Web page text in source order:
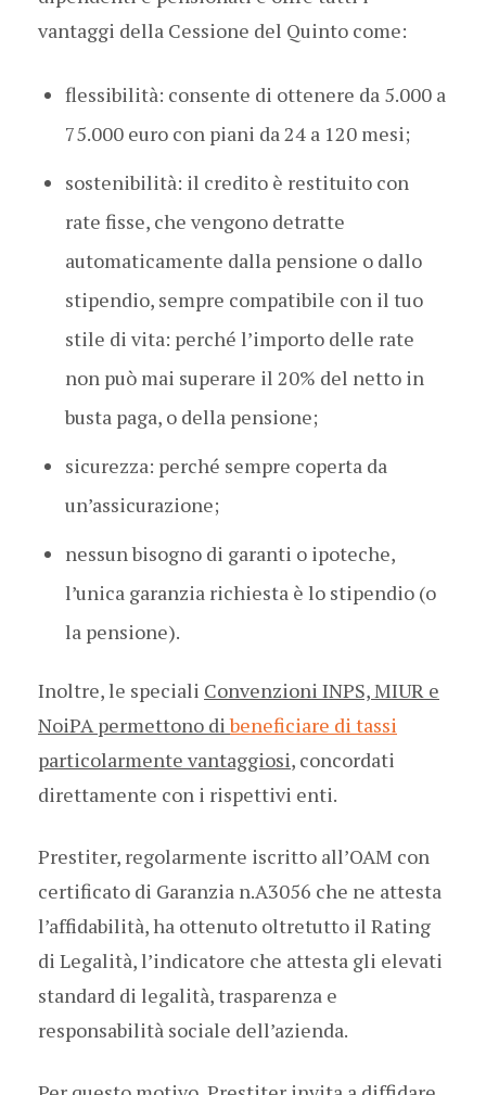
vantaggi della Cessione del Quinto come:
flessibilità: consente di ottenere da 5.000 a
75.000 euro con piani da 24 a 120 mesi;
sostenibilità: il credito è restituito con
rate fisse, che vengono detratte
automaticamente dalla pensione o dallo
stipendio, sempre compatibile con il tuo
stile di vita: perché l’importo delle rate
non può mai superare il 20% del netto in
busta paga, o della pensione;
sicurezza: perché sempre coperta da
un’assicurazione;
nessun bisogno di garanti o ipoteche,
l’unica garanzia richiesta è lo stipendio (o
la pensione).
Inoltre, le speciali Convenzioni INPS, MIUR e
NoiPA permettono dibeneficiare di tassi
particolarmente vantaggiosi, concordati
direttamente con i rispettivi enti.
Prestiter, regolarmente iscritto all’OAM con
certificato di Garanzia n.A3056 che ne attesta
l’affidabilità, ha ottenuto oltretutto il Rating
di Legalità, l’indicatore che attesta gli elevati
standard di legalità, trasparenza e
responsabilità sociale dell’azienda.